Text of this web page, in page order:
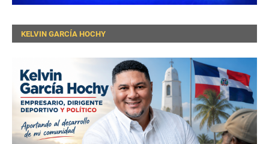
KELVIN GARCÍA HOCHY